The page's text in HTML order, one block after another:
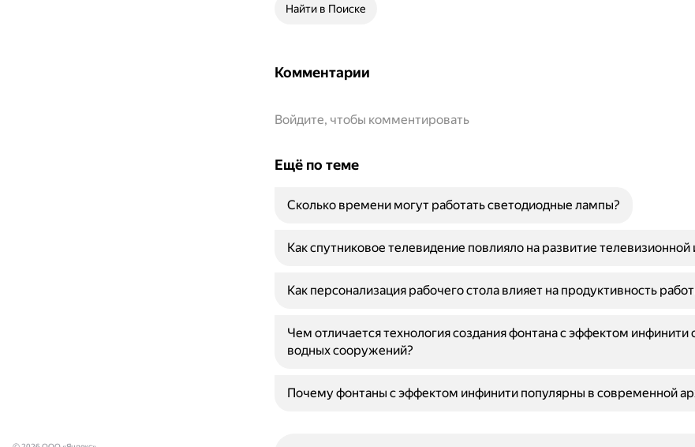
Найти в Поиске
Комментарии
Войдите, чтобы комментировать
Ещё по теме
Сколько времени могут работать светодиодные лампы?
Как спутниковое телевидение повлияло на развитие телевизионной
Как персонализация рабочего стола влияет на продуктивность
Чем отличается технология создания фонтана с эффектом инфинити
водных сооружений?
Почему фонтаны с эффектом инфинити популярны в современной